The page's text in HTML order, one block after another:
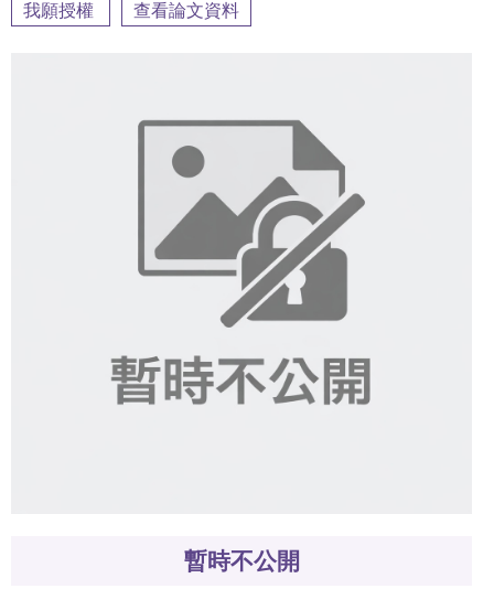
我願授權 查看論文資料
暫時不公開